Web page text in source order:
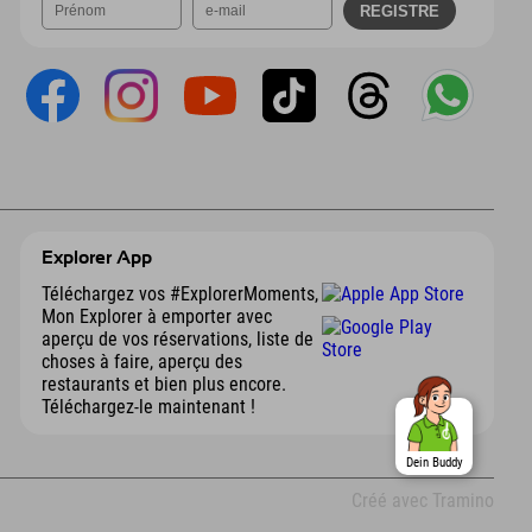
Explorer App
Téléchargez vos #ExplorerMoments,
Mon Explorer à emporter avec
aperçu de vos réservations, liste de
choses à faire, aperçu des
restaurants et bien plus encore.
Téléchargez-le maintenant !
Créé avec Tramino
Dein Buddy